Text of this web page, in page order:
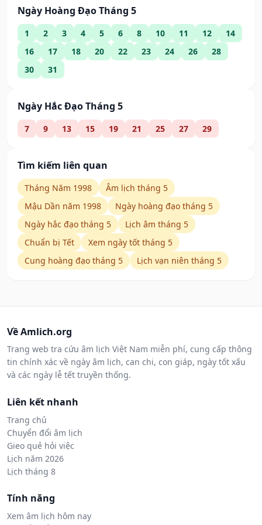
Ngày Hoàng Đạo Tháng 5
1 2 3 4 5 6 8 10 11 12
14
16
17 18 20 22 23 24 26
28
30
31
Ngày Hắc Đạo Tháng 5
7 9 13 15 19 21 25 27 29
Tìm kiếm liên quan
Tháng Năm 1998
Âm lịch tháng 5
Mậu Dần năm 1998
Ngày hoàng đạo tháng 5
Ngày hắc đạo tháng 5
Lịch âm tháng 5
Chuẩn bị Tết
Xem ngày tốt tháng 5
Cung hoàng đạo tháng 5
Lịch vạn niên tháng 5
Về Amlich.org
Trang web tra cứu âm lịch Việt Nam miễn phí, cung cấp thông
tin chính xác về ngày âm lịch, can chi, con giáp, ngày tốt xấu
và các ngày lễ tết truyền thống.
Liên kết nhanh
Trang chủ
Chuyển đổi âm lịch
Gieo quẻ hỏi việc
Lịch năm 2026
Lịch tháng 8
Tính năng
Xem âm lịch hôm nay